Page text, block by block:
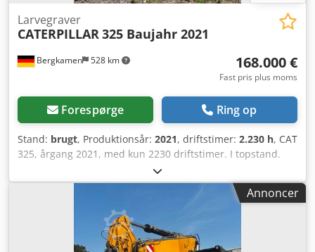
Bergkamen 528 km
Larvegraver
CATERPILLAR325 Baujahr 2021
168.000 €
Fast pris plus moms
Forespørge Ring op
Stand: brugt, Produktionsår: 2021, driftstimer: 2.230 h, CAT
325, årgang 2021, med kun 2230 driftstimer. I topstand.
Driftvægt ca. 28.500 kg. Motor: Cat C4.4 turbolad
dieselmotor, effekt 128,5 kW (172 hk). Slagvolumen: 4,4
liter. Udstødningsnorm: EU-trin V. Brændstoftank: ca. 313
liter. Codpfxozg S Abo Agtsrf Hydrauliksystem: ca. 230 liter.
Maks. grave dybde: 6,70 m. Klimaanlæg. CE-mærkning.
Annoncer